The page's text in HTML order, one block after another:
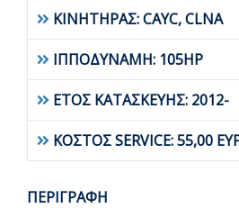
ΚΙΝΗΤΗΡΑΣ: CAYC, CLNA
ΙΠΠΟΔΥΝΑΜΗ: 105HP
ΕΤΟΣ ΚΑΤΑΣΚΕΥΗΣ: 2012-
ΚΟΣΤΟΣ SERVICE: 55,00
ΠΕΡΙΓΡΑΦΗ